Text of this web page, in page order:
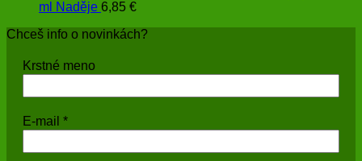
ml Naděje 6,85 €
Chceš info o novinkách?
Krstné meno
E-mail *